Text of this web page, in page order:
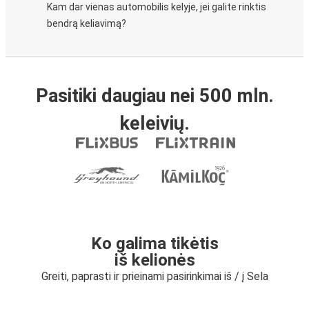
Kam dar vienas automobilis kelyje, jei galite rinktis
bendrą keliavimą?
Pasitiki daugiau nei 500 mln.
keleivių.
Ko galima tikėtis
iš kelionės
Greiti, paprasti ir prieinami pasirinkimai iš / į Sela